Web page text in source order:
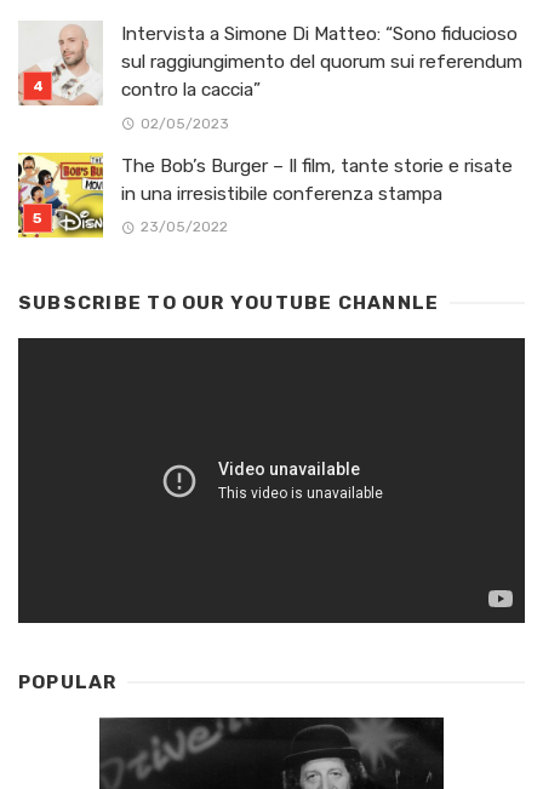
Intervista a Simone Di Matteo: “Sono fiducioso
sul raggiungimento del quorum sui referendum
contro la caccia”
02/05/2023
The Bob’s Burger – Il film, tante storie e risate
in una irresistibile conferenza stampa
23/05/2022
SUBSCRIBE TO OUR YOUTUBE CHANNLE
POPULAR